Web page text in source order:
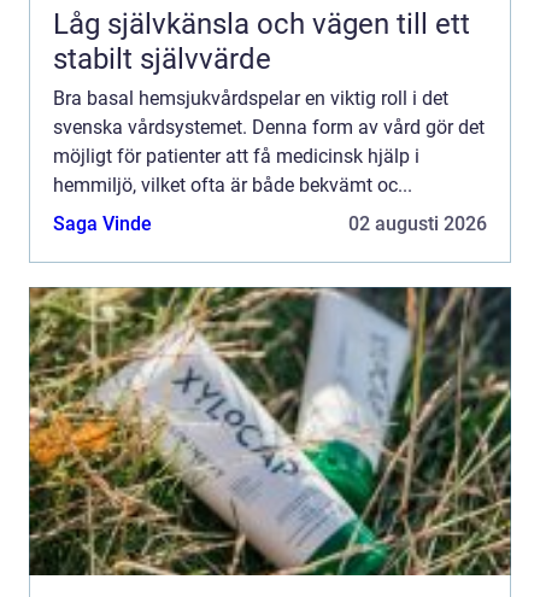
Låg självkänsla och vägen till ett
stabilt självvärde
Bra basal hemsjukvårdspelar en viktig roll i det
svenska vårdsystemet. Denna form av vård gör det
möjligt för patienter att få medicinsk hjälp i
hemmiljö, vilket ofta är både bekvämt oc...
Saga Vinde
02 augusti 2026